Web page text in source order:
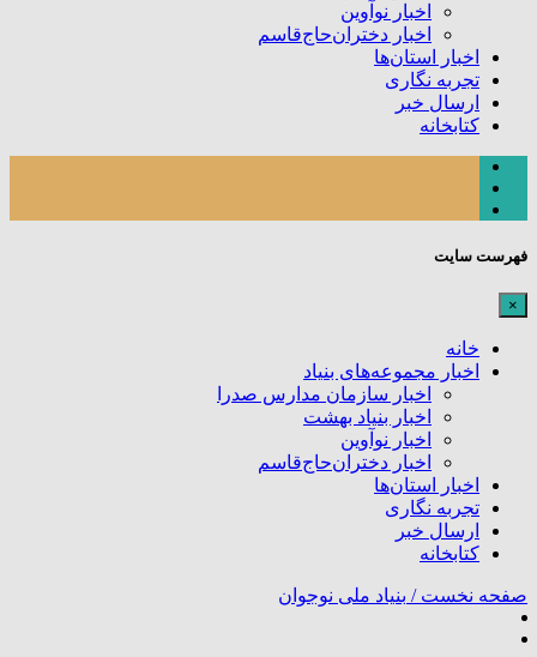
اخبار نوآوین
اخبار دختران‌حاج‌قاسم
اخبار استان‌ها
تجربه نگاری
ارسال خبر
کتابخانه
فهرست سایت
×
خانه
اخبار مجموعه‌های بنیاد
اخبار سازمان مدارس صدرا
اخبار بنیاد بهشت
اخبار نوآوین
اخبار دختران‌حاج‌قاسم
اخبار استان‌ها
تجربه نگاری
ارسال خبر
کتابخانه
صفحه نخست / بنیاد ملی نوجوان